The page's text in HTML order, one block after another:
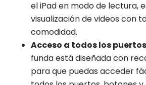
el iPad en modo de lectura,
visualización de videos con
comodidad.
Acceso a todos los
funda está diseñada con
para que puedas acceder